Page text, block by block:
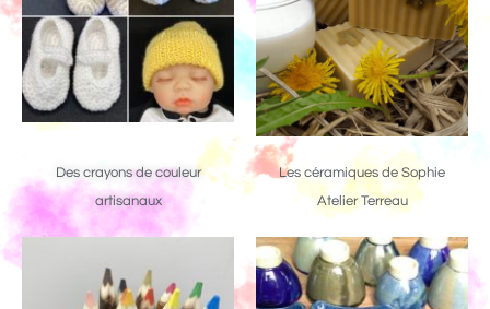
Des crayons de couleur
artisanaux
Les céramiques de Sophie
Atelier Terreau